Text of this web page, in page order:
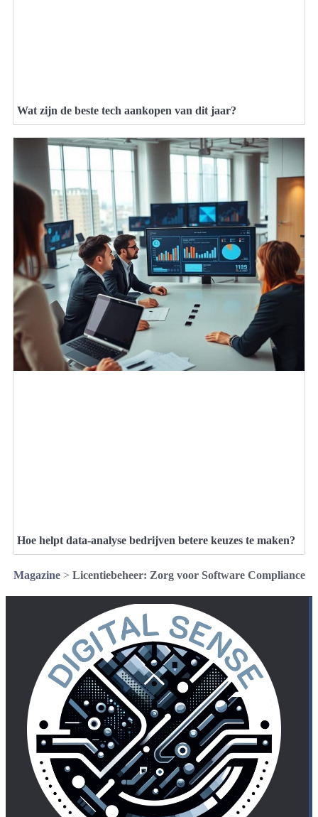
Wat zijn de beste tech aankopen van dit jaar?
Hoe helpt data-analyse bedrijven betere keuzes te maken?
Magazine> Licentiebeheer: Zorg voor Software Compliance